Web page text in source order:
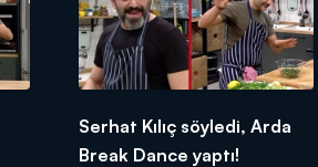
Serhat Kılıç söyledi, Arda
Break Dance yaptı!